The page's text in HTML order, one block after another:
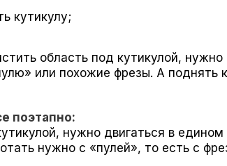
кутикулу;
область под кутикулой,
или похожие фрезы. А поднять
поэтапно:
нужно двигаться в
нужно с «пулей», то есть с